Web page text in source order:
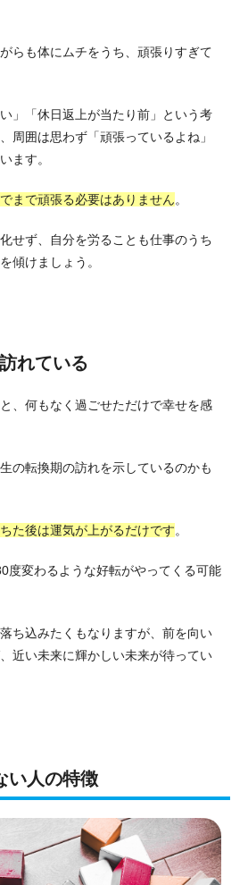
らも体にムチをうち、頑張りすぎて
」「休日返上が当たり前」という考
周囲は思わず「頑張っているよね」
ます。
まで頑張る必要はありません。
せず、自分を労ることも仕事のうち
傾けましょう。
れている
、何もなく過ごせただけで幸せを感
の転換期の訪れを示しているのかも
た後は運気が上がるだけです。
度変わるような好転がやってくる可能
ち込みたくもなりますが、前を向い
近い未来に輝かしい未来が待ってい
い人の特徴